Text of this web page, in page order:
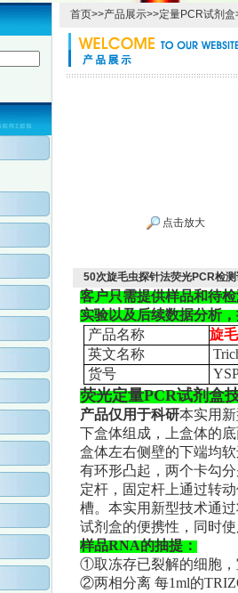
首页>>产品展示>>定量PCR试剂盒
点击放大
50次旋毛虫探针法荧光PCR检
客户只需提供样品和待
实验以及后续数据分析
产品名称
旋
英文名称
货号
荧光定量PCR试剂盒
产品仅用于科研本实用
下盒体组成，上盒体的
盒体左右侧壁的下端均
有环形凸起，两个卡勾
定杆，固定杆上通过转
槽。本实用新型技术通
试剂盒的便携性，同时
样品RNA的抽提：
①取冻存已裂解的细胞
②两相分离 每1ml的